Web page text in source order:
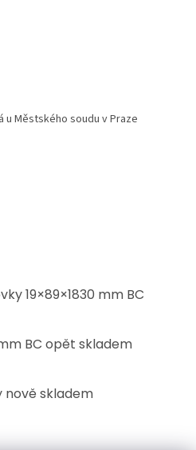
u Městského soudu v Praze
19×89×1830 mm BC
BC opět skladem
nově skladem